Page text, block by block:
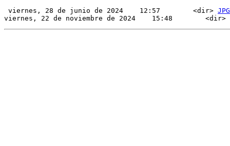
viernes, 28 de junio de 2024    12:57        <dir> JPG
viernes, 22 de noviembre de 2024    15:48        <dir>